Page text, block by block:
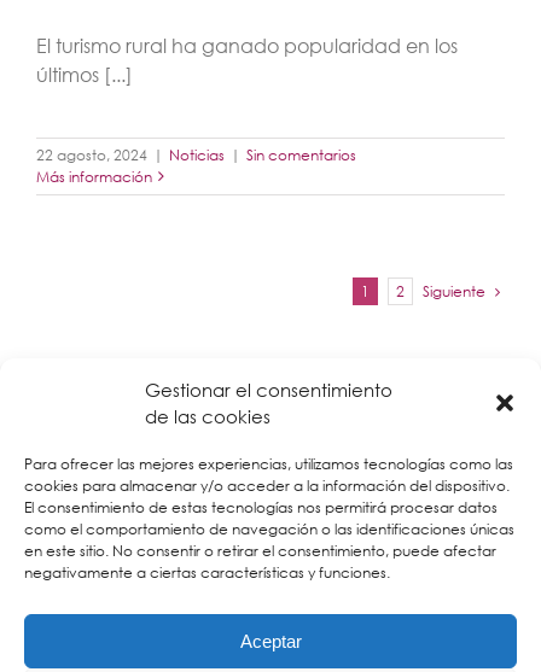
Gestionar el consentimiento
de las cookies
Para ofrecer las mejores experiencias, utilizamos tecnologías como las
cookies para almacenar y/o acceder a la información del dispositivo.
El consentimiento de estas tecnologías nos permitirá procesar datos
como el comportamiento de navegación o las identificaciones únicas
en este sitio. No consentir o retirar el consentimiento, puede afectar
negativamente a ciertas características y funciones.
Aceptar
El turismo rural ha ganado popularidad en los
últimos [...]
22 agosto, 2024 | Noticias | Sin comentarios
Más información
1 2 Siguiente